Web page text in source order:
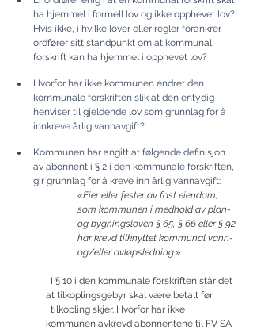
ha hjemmel i formell lov og ikke opphevet lov?
Hvis ikke, i hvilke lover eller regler forankrer
ordfører sitt standpunkt om at kommunal
forskrift kan ha hjemmel i opphevet lov?
Hvorfor har ikke kommunen endret den
kommunale forskriften slik at den entydig
henviser til gjeldende lov som grunnlag for å
innkreve årlig vannavgift?
Kommunen har angitt at følgende definisjon
av abonnent i § 2 i den kommunale forskriften,
gir grunnlag for å kreve inn årlig vannavgift:
«Eier eller fester av fast eiendom,
som kommunen i medhold av plan-
og bygningsloven § 65, § 66 eller § 92
har krevd tilknyttet kommunal vann-
og/eller avløpsledning.»
at tilkoplingsgebyr skal være betalt før
kommunen avkrevd abonnentene til FV SA